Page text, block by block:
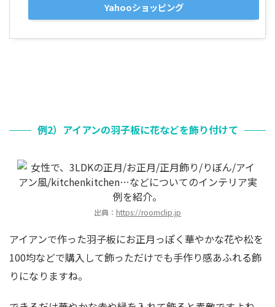
Yahooショッピング
例2）アイアンの羽子板に花などを飾り付けて
出典： https://roomclip.jp
アイアンで作った羽子板にお正月っぽく華やかな花や松を
100均などで購入して飾っただけでも手作り感あふれる飾
りになりますね。